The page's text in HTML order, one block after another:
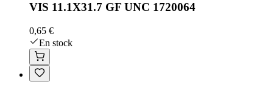
VIS 11.1X31.7 GF UNC 1720064
0,65 €
En stock